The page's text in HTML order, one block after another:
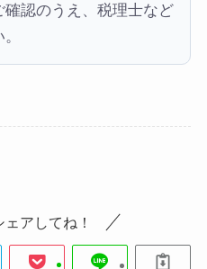
認のうえ、税理士など
アしてね！